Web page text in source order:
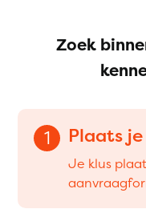
Zoek
1 Plaats
Je klus